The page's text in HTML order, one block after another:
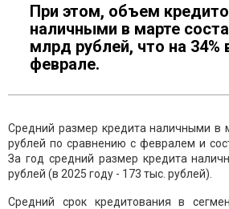
При этом, объем
наличными в марте
млрд рублей, что на
феврале.
Средний размер кредита наличными в
рублей по сравнению с февралем и
За год средний размер кредита
рублей (в 2025 году - 173 тыс. рублей).
Средний срок кредитования в